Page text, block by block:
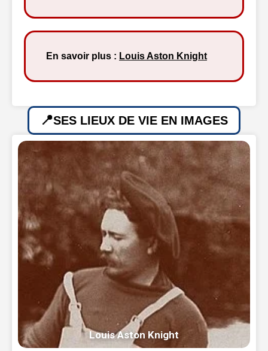
En savoir plus : Louis Aston Knight
SES LIEUX DE VIE EN IMAGES
Louis Aston Knight